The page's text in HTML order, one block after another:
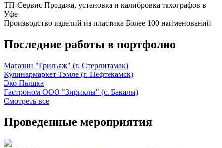
ТП-Сервис Продажа, установка и калибровка тахографов в
Уфе
Производство изделий из пластика Более 100 наименований
Последние работы в портфолио
Магазин "Грильяж" (г. Стерлитамак)
Кулинармаркет Тэмле (г. Нефтекамск)
Эко Пышка
Гастроном ООО "Зириклы" (с. Бакалы)
Смотреть все
Проведенные мероприятия